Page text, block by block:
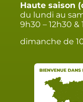
Haute saison
du lundi au
9h30 – 12h30 &
dimanche de